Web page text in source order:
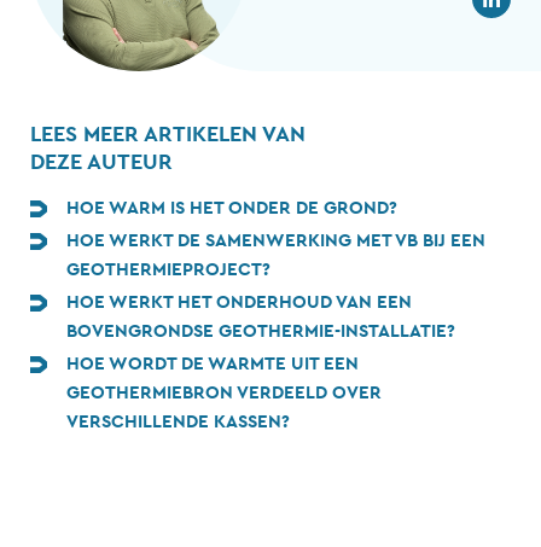
LEES MEER ARTIKELEN VAN
DEZE AUTEUR
HOE WARM IS HET ONDER DE GROND?
HOE WERKT DE SAMENWERKING MET VB BIJ EEN
GEOTHERMIEPROJECT?
HOE WERKT HET ONDERHOUD VAN EEN
BOVENGRONDSE GEOTHERMIE-INSTALLATIE?
HOE WORDT DE WARMTE UIT EEN
GEOTHERMIEBRON VERDEELD OVER
VERSCHILLENDE KASSEN?